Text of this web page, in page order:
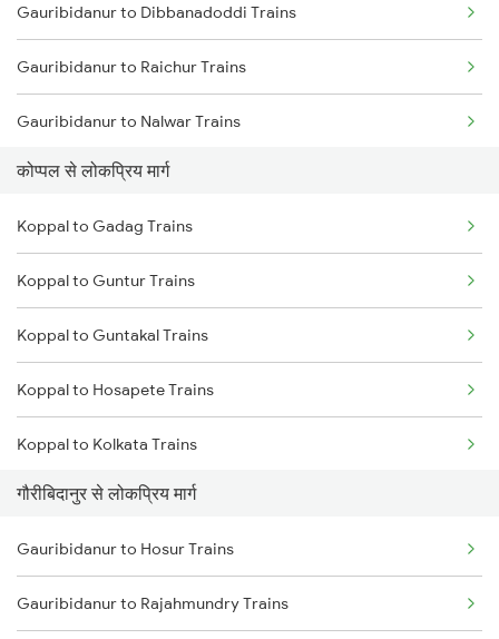
Koppal to Hyderabad Trains
Koppal to Kadapa Trains
Koppal to Miraj Trains
Koppal to Markapur Trains
Koppal to Nandyal Trains
Koppal to Narasaraopet Trains
Gauribidanur to Dibbanadoddi Trains
Gauribidanur to Raichur Trains
Gauribidanur to Nalwar Trains
Gauribidanur to Wadi Trains
Gauribidanur to Mysore Trains
Gauribidanur to Hyderabad Trains
Gauribidanur to Solapur Trains
कोप्पल से लोकप्रिय मार्ग
Koppal to Gadag Trains
Koppal to Guntur Trains
Koppal to Guntakal Trains
Koppal to Hosapete Trains
Koppal to Kolkata Trains
Koppal to Kadapa Trains
Koppal to Lingampalli Trains
Koppal to Goa Trains
गौरीबिदानुर से लोकप्रिय मार्ग
Gauribidanur to Hosur Trains
Gauribidanur to Rajahmundry Trains